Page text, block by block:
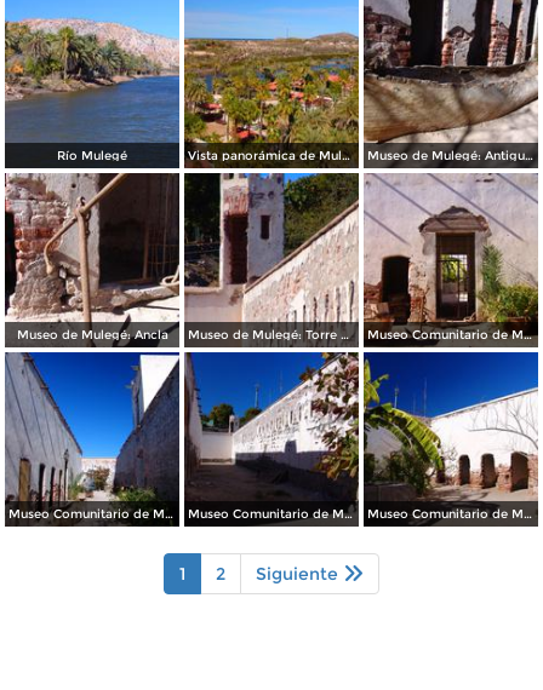
Río Mulegé Vista panorámica de Mulegé Museo de Mulegé: Antigua barca
Museo de Mulegé: Ancla Museo de Mulegé: Torre de vigilancia Museo Comunitario de Mulegé
Museo Comunitario de Mulegé Museo Comunitario de Mulegé Museo Comunitario de Mulegé
1 2 Siguiente